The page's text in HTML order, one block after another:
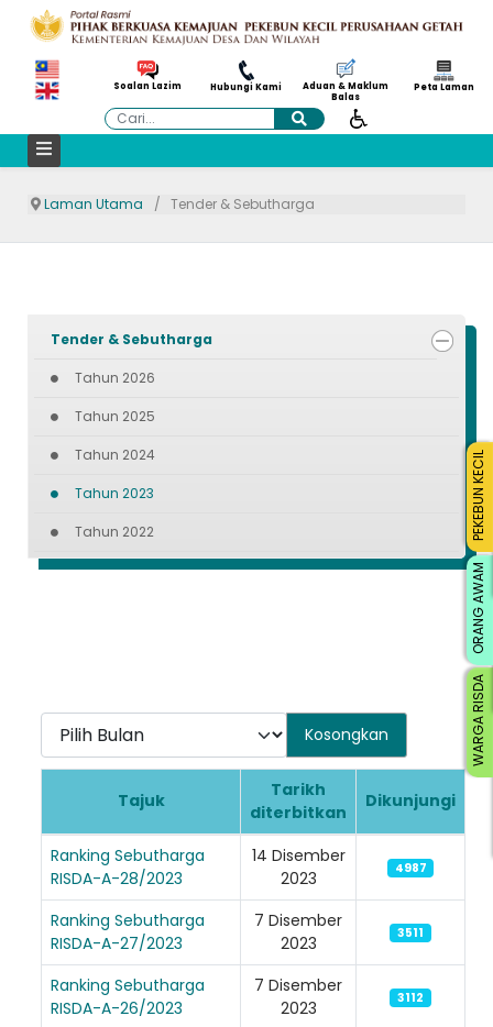
Soalan Lazim Hubungi Kami
Aduan & Maklum
Balas
Peta Laman
Cari
Laman Utama Tender & Sebutharga
Tender & Sebutharga
Tahun 2026
Tahun 2025
Tahun 2024
Tahun 2023
Tahun 2022
Pilih Bulan
Kosongkan
Articles
Tajuk
Tarikh
diterbitkan
Dikunjungi
Ranking Sebutharga
RISDA-A-28/2023
14 Disember
2023
4987
Ranking Sebutharga
RISDA-A-27/2023
7 Disember
2023
3511
Ranking Sebutharga
RISDA-A-26/2023
7 Disember
2023
3112
WARGA RISDA
ORANG AWAM
PEKEBUN KECIL